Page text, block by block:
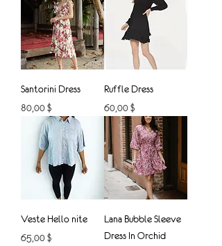
Santorini Dress
Prix
80,00 $
Ruffle Dress
Prix
60,00 $
Veste Hello nite
Prix
65,00 $
Lana Bubble Sleeve
Dress In Orchid